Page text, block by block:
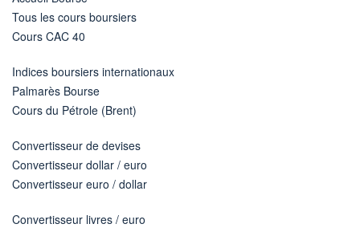
Tous les cours boursiers
Cours CAC 40
Indices boursiers internationaux
Palmarès Bourse
Cours du Pétrole (Brent)
Convertisseur de devises
Convertisseur dollar / euro
Convertisseur euro / dollar
Convertisseur livres / euro